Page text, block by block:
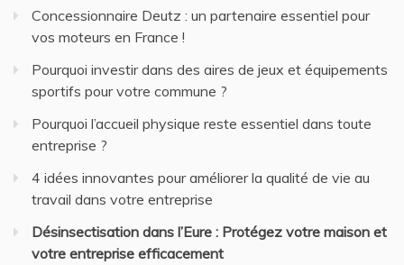
Concessionnaire Deutz : un partenaire essentiel pour
vos moteurs en France !
Pourquoi investir dans des aires de jeux et équipements
sportifs pour votre commune ?
Pourquoi l’accueil physique reste essentiel dans toute
entreprise ?
4 idées innovantes pour améliorer la qualité de vie au
travail dans votre entreprise
Désinsectisation dans l’Eure : Protégez votre maison et
votre entreprise efficacement